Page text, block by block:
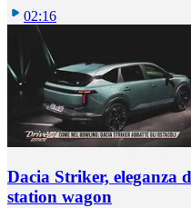
02:16
Dacia Striker, eleganza
station wagon